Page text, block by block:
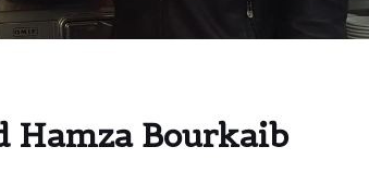
Hamza Bourkaib